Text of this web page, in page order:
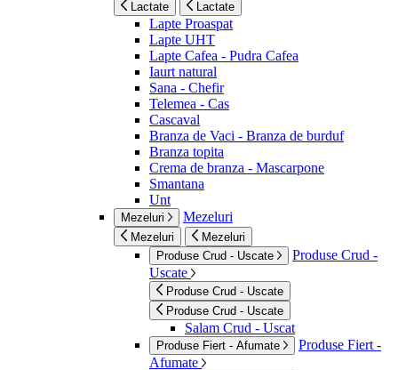
Lactate Lactate
Lapte Proaspat
Lapte UHT
Lapte Cafea - Pudra Cafea
Iaurt natural
Sana - Chefir
Telemea - Cas
Cascaval
Branza de Vaci - Branza de burduf
Branza topita
Crema de branza - Mascarpone
Smantana
Unt
Mezeluri Mezeluri
Mezeluri
Mezeluri
Produse Crud - Uscate
Produse Crud -
Uscate
Produse Crud - Uscate
Produse Crud - Uscate
Salam Crud - Uscat
Produse Fiert - Afumate
Produse Fiert -
Afumate